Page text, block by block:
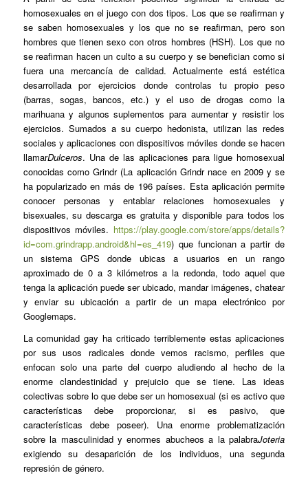
homosexuales en el juego con dos tipos. Los que se reafirman y
se saben homosexuales y los que no se reafirman, pero son
hombres que tienen sexo con otros hombres (HSH). Los que no
se reafirman hacen un culto a su cuerpo y se benefician como si
fuera una mercancía de calidad. Actualmente está estética
desarrollada por ejercicios donde controlas tu propio peso
(barras, sogas, bancos, etc.) y el uso de drogas como la
marihuana y algunos suplementos para aumentar y resistir los
ejercicios. Sumados a su cuerpo hedonista, utilizan las redes
sociales y aplicaciones con dispositivos móviles donde se hacen
llamarDulceros. Una de las aplicaciones para ligue homosexual
conocidas como Grindr (La aplicación Grindr nace en 2009 y se
ha popularizado en más de 196 países. Esta aplicación permite
conocer personas y entablar relaciones homosexuales y
bisexuales, su descarga es gratuita y disponible para todos los
dispositivos móviles. https://play.google.com/store/apps/details?
id=com.grindrapp.android&hl=es_419) que funcionan a partir de
un sistema GPS donde ubicas a usuarios en un rango
aproximado de 0 a 3 kilómetros a la redonda, todo aquel que
tenga la aplicación puede ser ubicado, mandar imágenes, chatear
y enviar su ubicación a partir de un mapa electrónico por
Googlemaps.
La comunidad gay ha criticado terriblemente estas aplicaciones
por sus usos radicales donde vemos racismo, perfiles que
enfocan solo una parte del cuerpo aludiendo al hecho de la
enorme clandestinidad y prejuicio que se tiene. Las ideas
colectivas sobre lo que debe ser un homosexual (si es activo que
características debe proporcionar, si es pasivo, que
características debe poseer). Una enorme problematización
sobre la masculinidad y enormes abucheos a la palabraJoteria
exigiendo su desaparición de los individuos, una segunda
represión de género.